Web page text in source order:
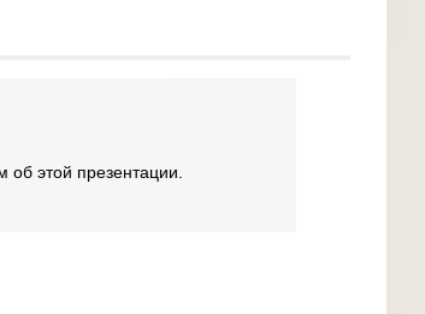
этой презентации.